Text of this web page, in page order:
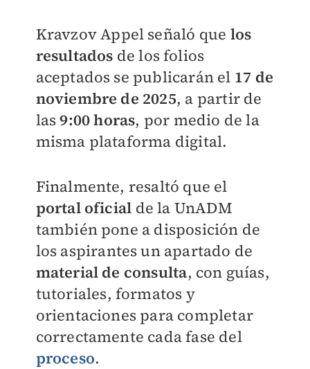
Kravzov Appel señaló que los
resultados de los folios
aceptados se publicarán el 17 de
noviembre de 2025, a partir de
las9:00 horas, por medio de la
misma plataforma digital.
Finalmente, resaltó que el
portal oficial de la UnADM
también pone a disposición de
los aspirantes un apartado de
material de consulta, con guías,
tutoriales, formatos y
orientaciones para completar
correctamente cada fase del
proceso.